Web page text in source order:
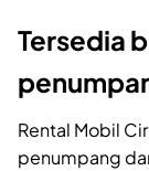
Tersedia
Rental Mobil
penumpang